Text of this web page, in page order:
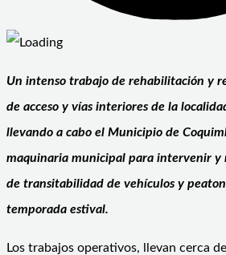
Un intenso trabajo de rehabilitación y
de acceso y vías interiores de la
llevando a cabo el Municipio de
maquinaria municipal para intervenir y
de transitabilidad de vehículos y
temporada estival.
Los trabajos operativos, llevan cerca